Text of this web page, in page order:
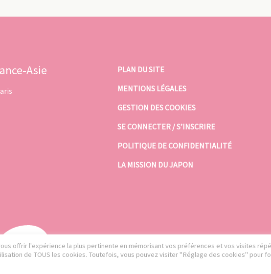
Asie
PLAN DU SITE
MENTIONS LÉGALES
GESTION DES COOKIES
SE CONNECTER / S’INSCRIRE
POLITIQUE DE CONFIDENTIALITÉ
LA MISSION DU JAPON
offrir l'expérience la plus pertinente en mémorisant vos préférences et vos visites
de TOUS les cookies. Toutefois, vous pouvez visiter "Réglage des cookies" pour